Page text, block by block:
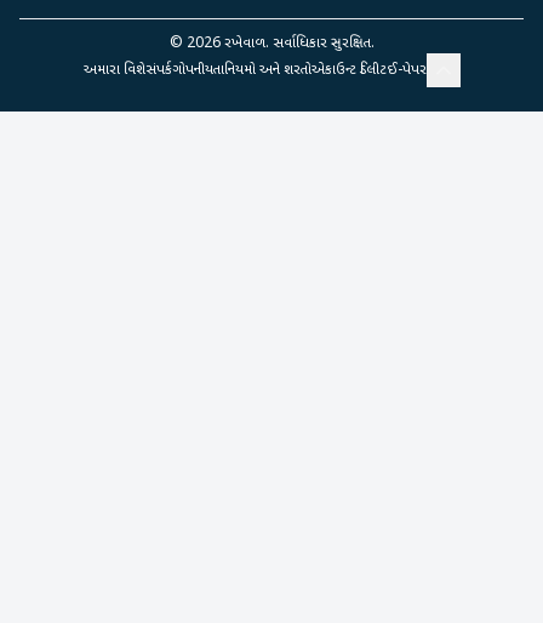
© 2026રખેવાળ. સર્વાધિકાર સુરક્ષિત.
અમારા વિશેસંપર્કગોપનીયતાનિયમો અને શરતોએકાઉન્ટ ડિલીટઈ-પેપર